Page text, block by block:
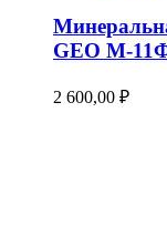
GEO М-
2 600,00 ₽